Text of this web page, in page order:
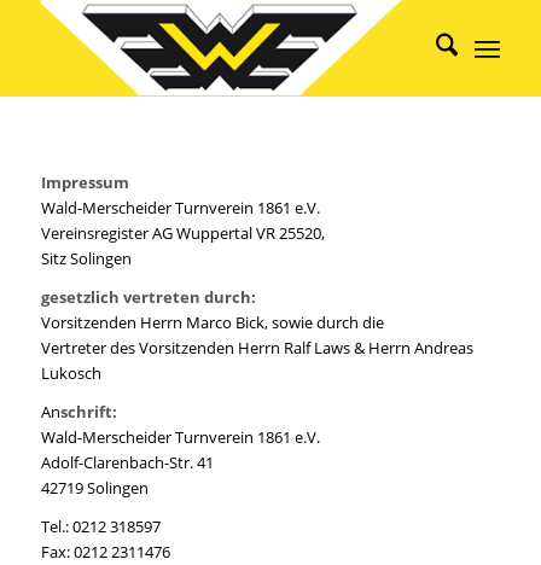
Impressum
Wald-Merscheider Turnverein 1861 e.V.
Vereinsregister AG Wuppertal VR 25520,
Sitz Solingen
gesetzlich vertreten durch:
Vorsitzenden Herrn Marco Bick, sowie durch die
Vertreter des Vorsitzenden Herrn Ralf Laws & Herrn Andreas
Lukosch
Anschrift:
Wald-Merscheider Turnverein 1861 e.V.
Adolf-Clarenbach-Str. 41
42719 Solingen
Tel.: 0212 318597
Fax: 0212 2311476